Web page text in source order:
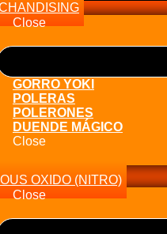
Close
GORRO YOKI
POLERAS
POLERONES
DUENDE MÁGICO
Close
OXIDO (NITRO)
Close